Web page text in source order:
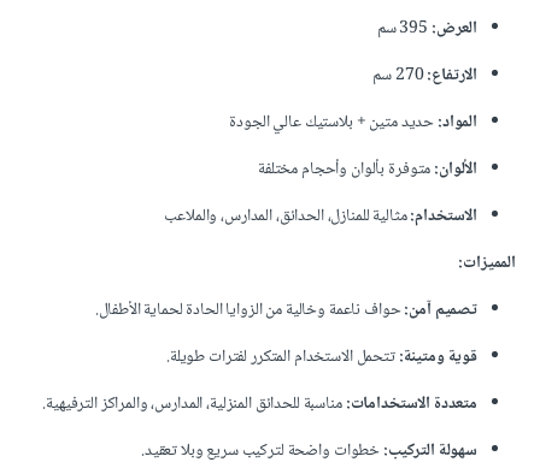
العرض:
الارتفاع:270 سم
المواد:حديد متين + بلاستيك عالي الجودة
الألوان:متوفرة بألوان وأحجام مختلفة
الاستخدام:مثالية للمنازل، الحدائق، المدارس، والملاعب
المميزات:
تصميم آمن:حواف ناعمة وخالية من الزوايا الحادة لحماية الأطفال.
قوية ومتينة:تتحمل الاستخدام المتكرر لفترات طويلة.
متعددة الاستخدامات:مناسبة للحدائق المنزلية، المدارس، والمراكز الترفيهية.
سهولة التركيب:خطوات واضحة لتركيب سريع وبلا تعقيد.